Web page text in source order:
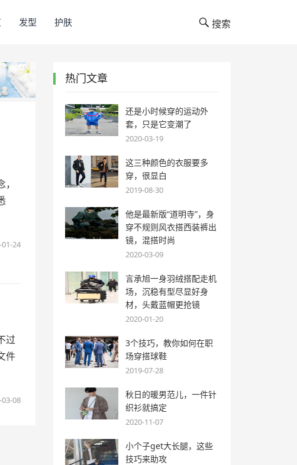
发型 护肤 搜索
24
过
件
08
热门文章
还是小时候穿的运动外
套，只是它变潮了
2020-03-19
这三种颜色的衣服要多
穿，很显白
2019-08-30
他是最新版“道明寺”，身
穿不规则风衣搭西装裤出
镜，混搭时尚
2020-03-09
言承旭一身羽绒搭配走机
场，沉稳有型尽显好身
材，头戴蓝帽更抢镜
2020-01-20
3个技巧，教你如何在职
场穿搭球鞋
2019-07-28
秋日的暖男范儿，一件针
织衫就搞定
2020-11-07
小个子get大长腿，这些
技巧来助攻